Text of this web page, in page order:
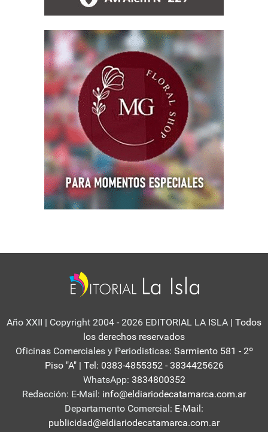
Año XXII | Copyright 2004 - 2026 EDITORIAL LA ISLA | Todos
los derechos reservados
Oficinas Comerciales y Periodisticas: Sarmiento 581 - 2º
Piso "A" | Tel: 0383-4855352 - 3834425626
WhatsApp: 3834800352
Redacción: E-Mail: info@eldiariodecatamarca.com.ar
Departamento Comercial: E-Mail:
publicidad@eldiariodecatamarca.com.ar